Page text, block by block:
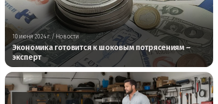
10 июня 2024 г./ Новости
Экономика готовится к шоковым потрясениям –
эксперт